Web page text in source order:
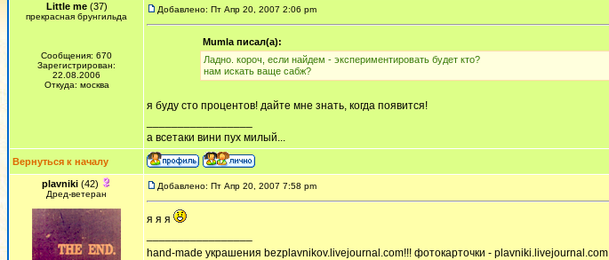
Little me(37)
прекрасная брунгильда
Сообщения: 670
Зарегистрирован:
22.08.2006
Откуда: москва
Добавлено: Пт Апр 20, 2007 2:06 pm
Mumla писал(а):
Ладно. короч, если найдем - экспериментировать будет кто?
нам искать ваще сабж?
я буду сто процентов! дайте мне знать, когда появится!
а всетаки вини пух милый...
Вернуться к началу
plavniki (42)
Дред-ветеран
Добавлено: Пт Апр 20, 2007 7:58 pm
я я я
hand-made украшения bezplavnikov.livejournal.com!!! фотокарточки - plavniki.livejournal.com